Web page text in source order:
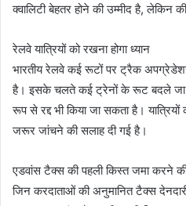
क्वालिटी बेहतर होने की उम्मीद है, लेकिन
रेलवे यात्रियों को रखना होगा ध्यान
भारतीय रेलवे कई रूटों पर ट्रैक
है। इसके चलते कई ट्रेनों के रूट बदले
रूप से रद्द भी किया जा सकता है।
जरूर जांचने की सलाह दी गई है।
एडवांस टैक्स की पहली किस्त जमा करने की
जिन करदाताओं की अनुमानित टैक्स